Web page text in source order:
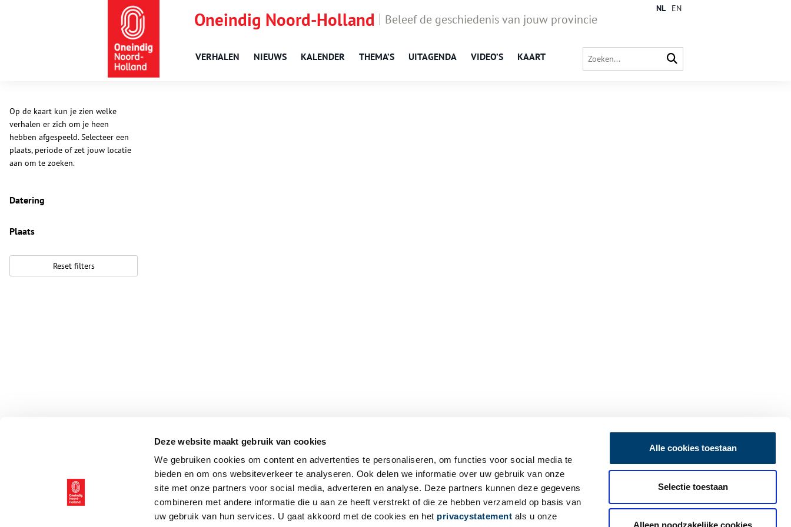
Deze website maakt gebruik van cookies
We gebruiken cookies om content en advertenties te personaliseren, om functies voor social media te
bieden en om ons websiteverkeer te analyseren. Ook delen we informatie over uw gebruik van onze
site met onze partners voor social media, adverteren en analyse. Deze partners kunnen deze gegevens
combineren met andere informatie die u aan ze heeft verstrekt of die ze hebben verzameld op basis van
uw gebruik van hun services. U gaat akkoord met de cookies en het privacystatement als u onze
Alle cookies toestaan
Selectie toestaan
Alleen noodzakelijke cookies
Oneindig Noord-Holland Beleef de geschiedenis van jouw provincie
VERHALEN NIEUWS KALENDER THEMA’S UITAGENDA VIDEO’S KAART
NL EN
Op de kaart kun je zien welke
verhalen er zich om je heen
hebben afgespeeld. Selecteer een
plaats, periode of zet jouw locatie
aan om te zoeken.
Datering
Plaats
Reset filters